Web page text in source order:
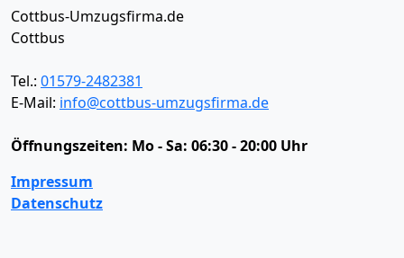
Cottbus-Umzugsfirma.de
Cottbus
Tel.: 01579-2482381
E-Mail: info@cottbus-umzugsfirma.de
Öffnungszeiten: Mo - Sa: 06:30 - 20:00 Uhr
Impressum
Datenschutz